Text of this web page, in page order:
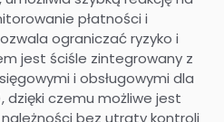
płatności i
ograniczać ryzyko i
jest ściśle zintegrowany z
i obsługowymi dla
dzięki czemu możliwe jest
bez utraty kontroli